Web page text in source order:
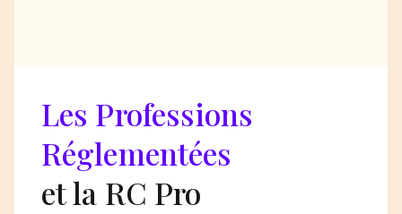
Les Professions
Réglementées
et la RC Pro